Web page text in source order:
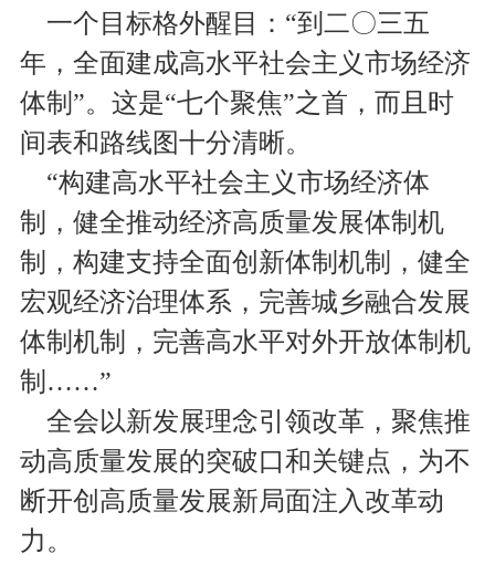
一个目标格外醒目：“到二〇三五
年，全面建成高水平社会主义市场经济
体制”。这是“七个聚焦”之首，而且时
间表和路线图十分清晰。
“构建高水平社会主义市场经济体
制，健全推动经济高质量发展体制机
制，构建支持全面创新体制机制，健全
宏观经济治理体系，完善城乡融合发展
体制机制，完善高水平对外开放体制机
制……”
全会以新发展理念引领改革，聚焦推
动高质量发展的突破口和关键点，为不
断开创高质量发展新局面注入改革动
力。